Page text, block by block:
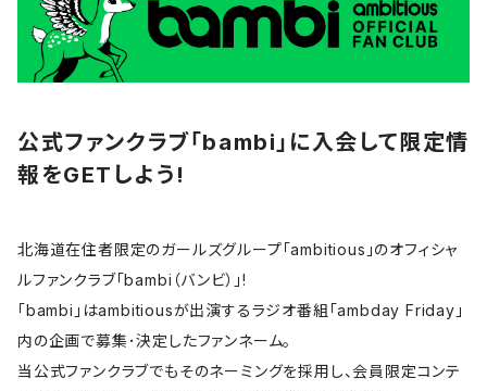
公式ファンクラブ「bambi」に入会して限定情
報をGETしよう!
北海道在住者限定のガールズグループ「ambitious」のオフィシャ
ルファンクラブ「bambi（バンビ）｣!
「bambi」はambitiousが出演するラジオ番組「ambday Friday」
内の企画で募集･決定したファンネーム。
当公式ファンクラブでもそのネーミングを採用し、会員限定コンテ